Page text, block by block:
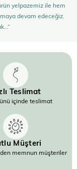
yelpazemiz ile hem
devam edeceğiz.
Teslimat
içinde teslimat
Müşteri
memnun müşteriler